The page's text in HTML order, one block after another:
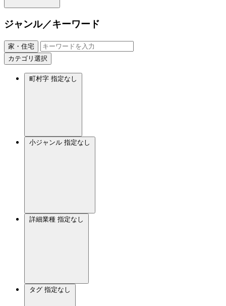
ジャンル／キーワード
家・住宅
カテゴリ選択
町村字 指定なし
小ジャンル 指定なし
詳細業種 指定なし
タグ 指定なし